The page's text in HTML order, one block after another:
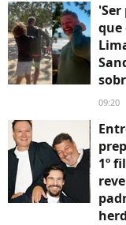
que
09:20
1º